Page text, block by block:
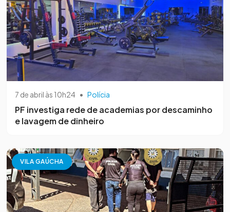
7 de abril às 10h24 • Polícia
PF investiga rede de academias por descaminho
e lavagem de dinheiro
VILA GAÚCHA